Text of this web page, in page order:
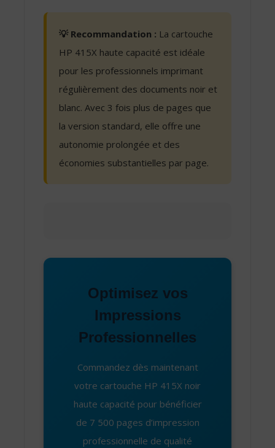
💡 Recommandation : La cartouche
HP 415X haute capacité est idéale
pour les professionnels imprimant
régulièrement des documents noir et
blanc. Avec 3 fois plus de pages que
la version standard, elle offre une
autonomie prolongée et des
économies substantielles par page.
Optimisez vos
Impressions
Professionnelles
Commandez dès maintenant
votre cartouche HP 415X noir
haute capacité pour bénéficier
de 7 500 pages d’impression
professionnelle de qualité